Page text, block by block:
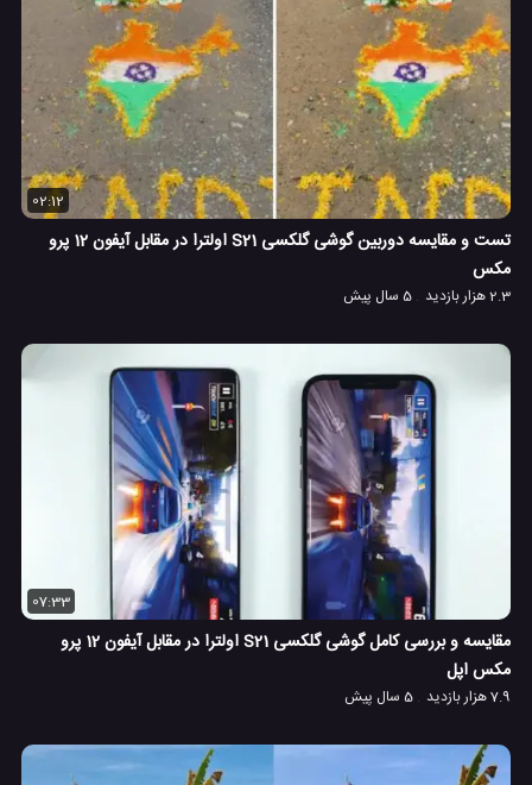
02:12
تست و مقایسه دوربین گوشی گلکسی S21 اولترا در مقابل آیفون 12 پرو
مکس
2.3 هزار بازدید 5 سال پیش
07:33
مقایسه و بررسی کامل گوشی گلکسی S21 اولترا در مقابل آیفون 12 پرو
مکس اپل
7.9 هزار بازدید 5 سال پیش